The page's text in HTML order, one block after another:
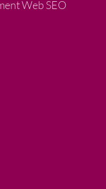
Web SEO